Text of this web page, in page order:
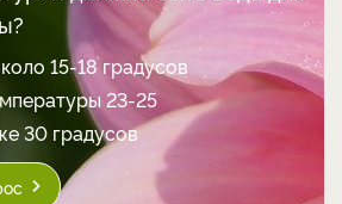
15-18 градусов
23-25
30 градусов